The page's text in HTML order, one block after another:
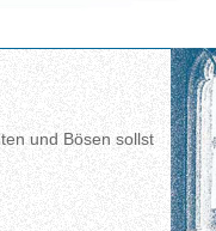
und Bösen sollst